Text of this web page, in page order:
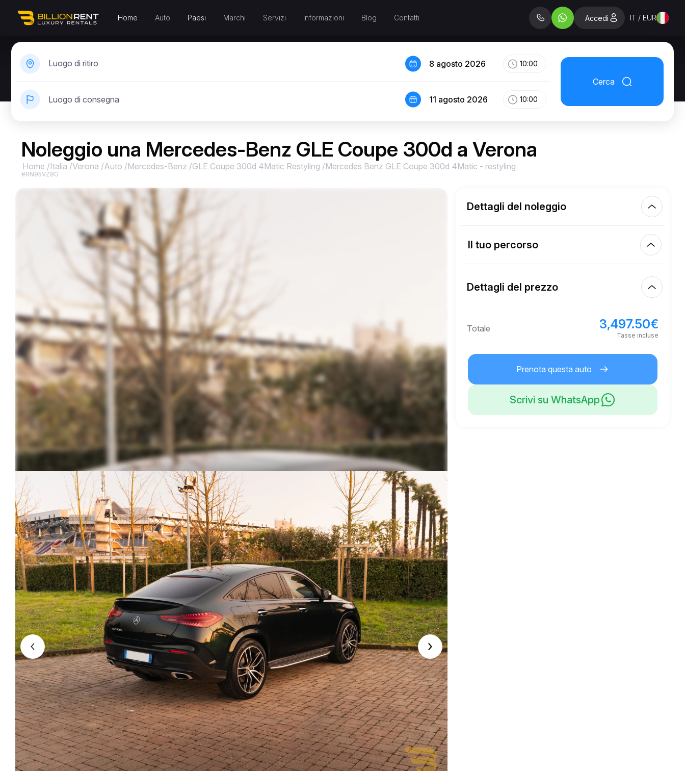
Home Auto Paesi Marchi Servizi Informazioni Blog Contatti Accedi IT / EUR
Luogo di ritiro
Luogo di consegna
8 agosto 2026 10:00
11 agosto 2026 10:00
Cerca
Noleggio una Mercedes-Benz GLE Coupe 300d a Verona
Home /Italia /Verona /Auto /Mercedes-Benz /GLE Coupe 300d 4Matic Restyling /Mercedes Benz GLE Coupe 300d 4Matic - restyling
#RN95VZ8G
Dettagli del noleggio
450.00
21
4,000.00 €
Il tuo percorso
Fine
Dettagli del prezzo
Totale
3,497.50€
Tasse incluse
Prenota questa auto
Scrivi su WhatsApp